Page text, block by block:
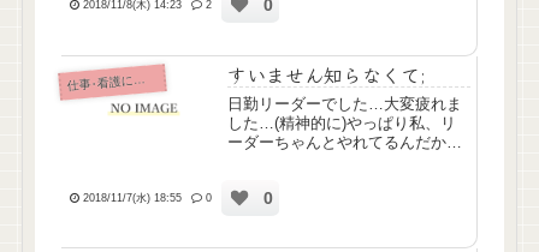
うのも、昨日行ったときは時間の
ど、博物館前には既に長蛇の列...
2018/11/8(木) 14:23 2 0
仕
事･看護について すいません知らなくて;
日勤リーダーでした…大変疲れま
した…(精神的に)やっぱり私、リ
ーダーちゃんとやれてるんだか全
から大丈夫って言ってくれるんで
2018/11/7(水) 18:55 0 0